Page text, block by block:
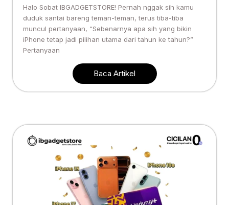
Halo Sobat IBGADGETSTORE! Pernah nggak sih kamu
duduk santai bareng teman-teman, terus tiba-tiba
muncul pertanyaan, “Sebenarnya apa sih yang bikin
iPhone tetap jadi pilihan utama dari tahun ke tahun?”
Pertanyaan
Baca Artikel